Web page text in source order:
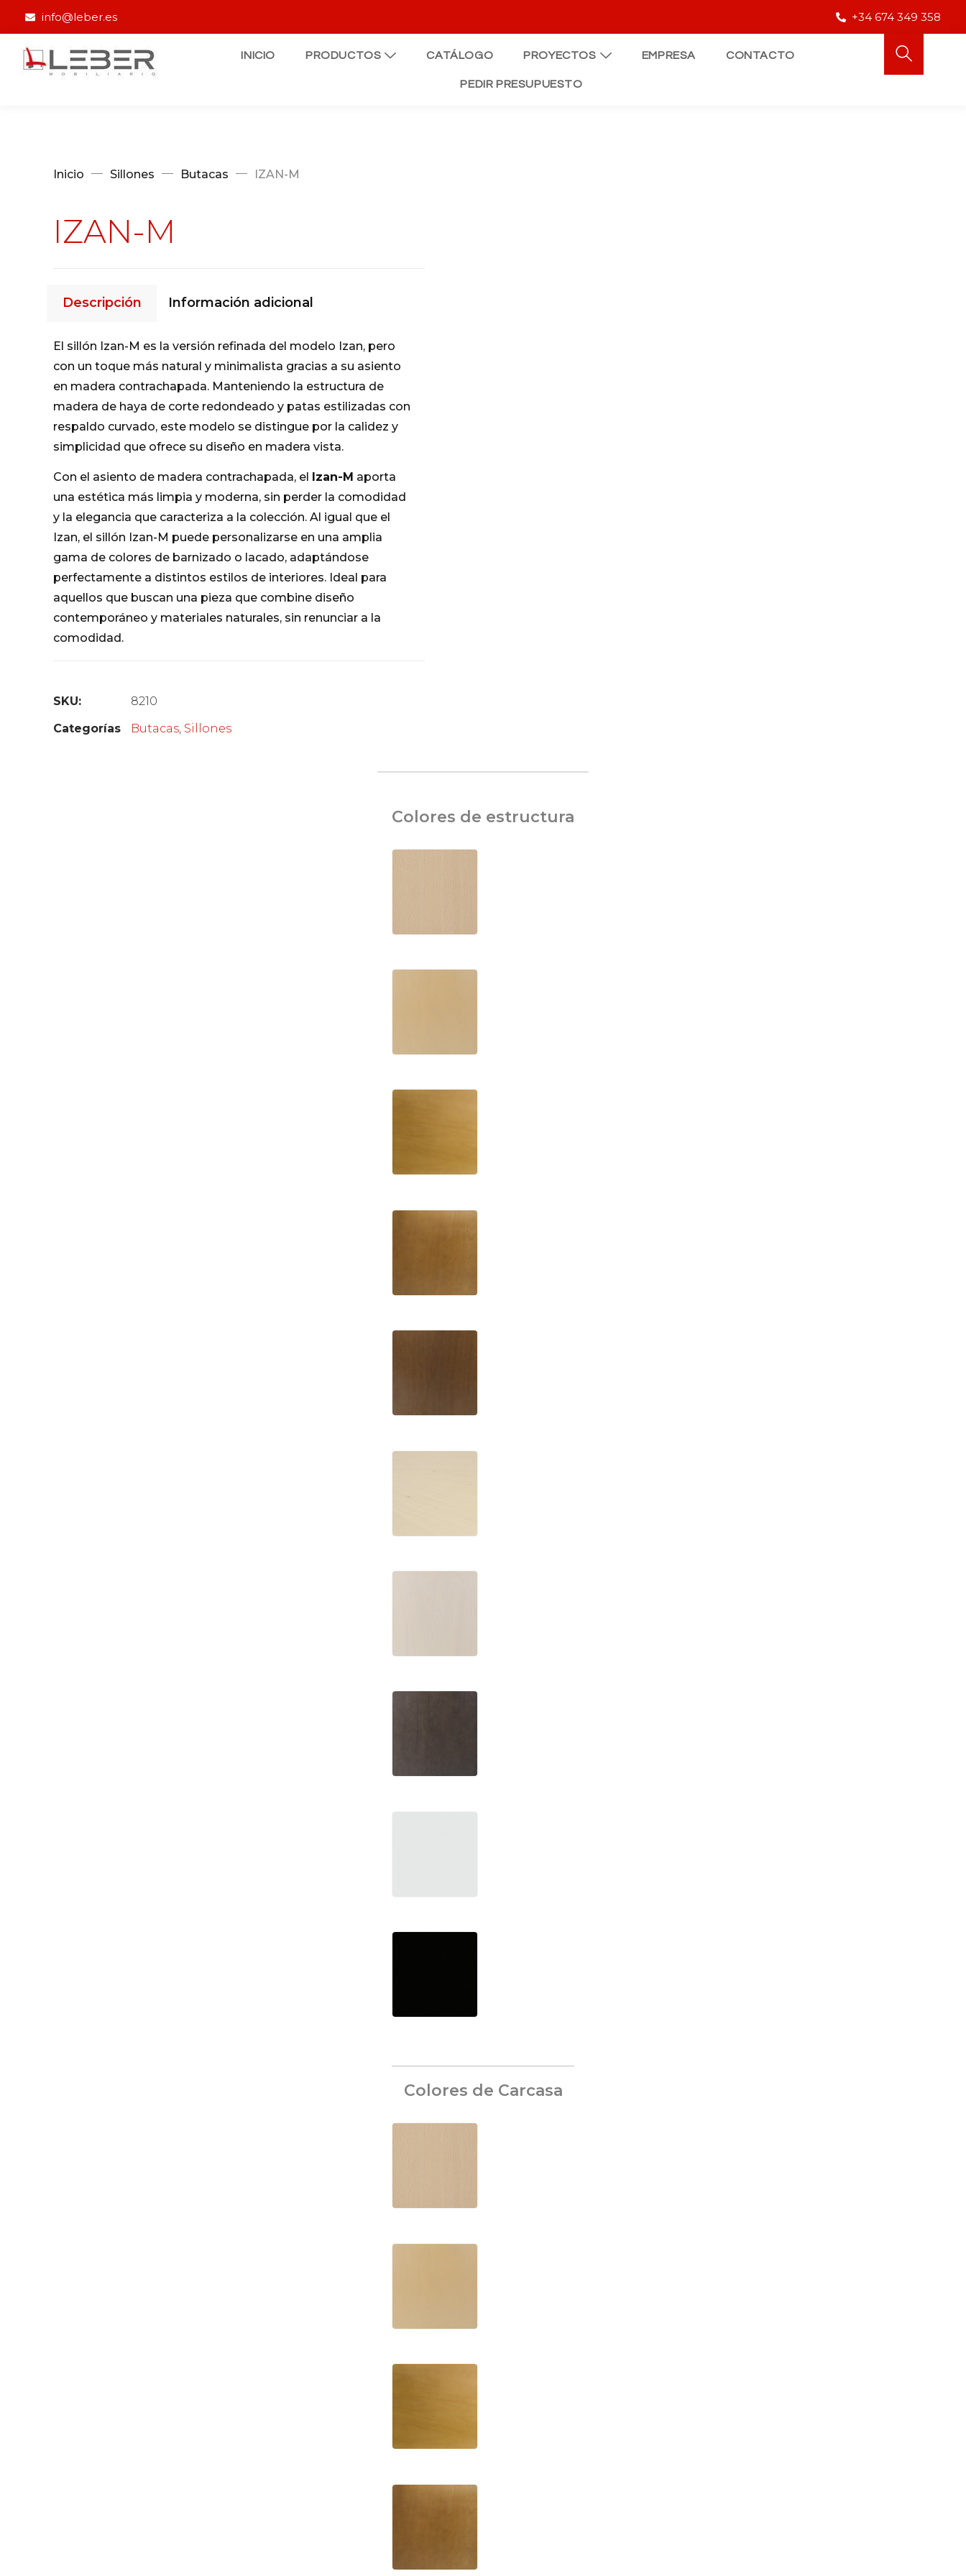
info@leber.es +34 674 349 358
INICIO PRODUCTOS CATÁLOGO PROYECTOS EMPRESA CONTACTO
PEDIR PRESUPUESTO
Inicio Sillones Butacas IZAN-M
IZAN-M
Descripción Información adicional
El sillón Izan-M es la versión refinada del modelo Izan, pero
con un toque más natural y minimalista gracias a su asiento
en madera contrachapada. Manteniendo la estructura de
madera de haya de corte redondeado y patas estilizadas con
respaldo curvado, este modelo se distingue por la calidez y
simplicidad que ofrece su diseño en madera vista.
Con el asiento de madera contrachapada, el Izan-M aporta
una estética más limpia y moderna, sin perder la comodidad
y la elegancia que caracteriza a la colección. Al igual que el
Izan, el sillón Izan-M puede personalizarse en una amplia
gama de colores de barnizado o lacado, adaptándose
perfectamente a distintos estilos de interiores. Ideal para
aquellos que buscan una pieza que combine diseño
contemporáneo y materiales naturales, sin renunciar a la
comodidad.
SKU:
8210
Categorías
Butacas, Sillones
Colores de estructura
Colores de Carcasa